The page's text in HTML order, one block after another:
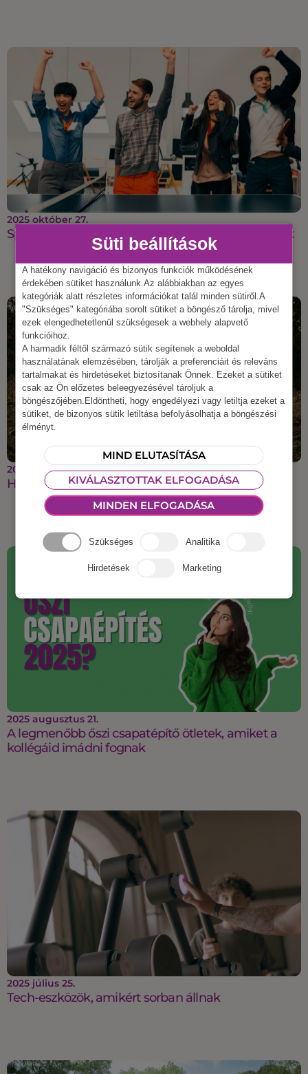
2025 október 27.
Sportos csapatépítés, ami energiát ad a csapatnak
2025 szeptember 22.
Halloweeni csapatépítés
2025 augusztus 21.
A legmenőbb őszi csapatépítő ötletek, amiket a
kollégáid imádni fognak
2025 július 25.
Tech-eszközök, amikért sorban állnak
Süti beállítások
A hatékony navigáció és bizonyos funkciók működésének
érdekében sütiket használunk.Az alábbiakban az egyes
kategóriák alatt részletes információkat talál minden sütiről.A
"Szükséges" kategóriába sorolt sütiket a böngésző tárolja, mivel
ezek elengedhetetlenül szükségesek a webhely alapvető
funkcióihoz.
A harmadik féltől származó sütik segítenek a weboldal
használatának elemzésében, tárolják a preferenciáit és releváns
tartalmakat és hirdetéseket biztosítanak Önnek. Ezeket a sütiket
csak az Ön előzetes beleegyezésével tároljuk a
böngészőjében.Eldöntheti, hogy engedélyezi vagy letiltja ezeket a
sütiket, de bizonyos sütik letiltása befolyásolhatja a böngészési
élményt.
MIND ELUTASÍTÁSA
KIVÁLASZTOTTAK ELFOGADÁSA
MINDEN ELFOGADÁSA
Szükséges Analitika
Hirdetések Marketing